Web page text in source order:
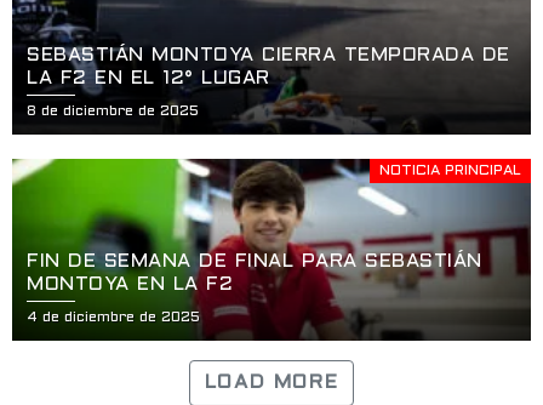
SEBASTIÁN MONTOYA CIERRA TEMPORADA DE
LA F2 EN EL 12° LUGAR
8 de diciembre de 2025
NOTICIA PRINCIPAL
FIN DE SEMANA DE FINAL PARA SEBASTIÁN
MONTOYA EN LA F2
4 de diciembre de 2025
LOAD MORE